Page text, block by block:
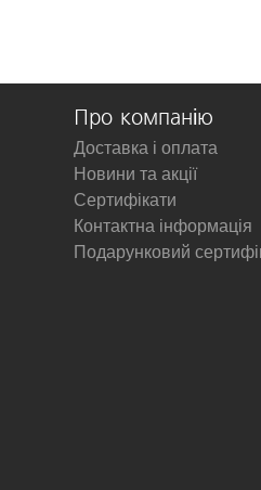
Про компанію
Доставка і оплата
Новини та акції
Сертифікати
Контактна інформація
Подарунковий